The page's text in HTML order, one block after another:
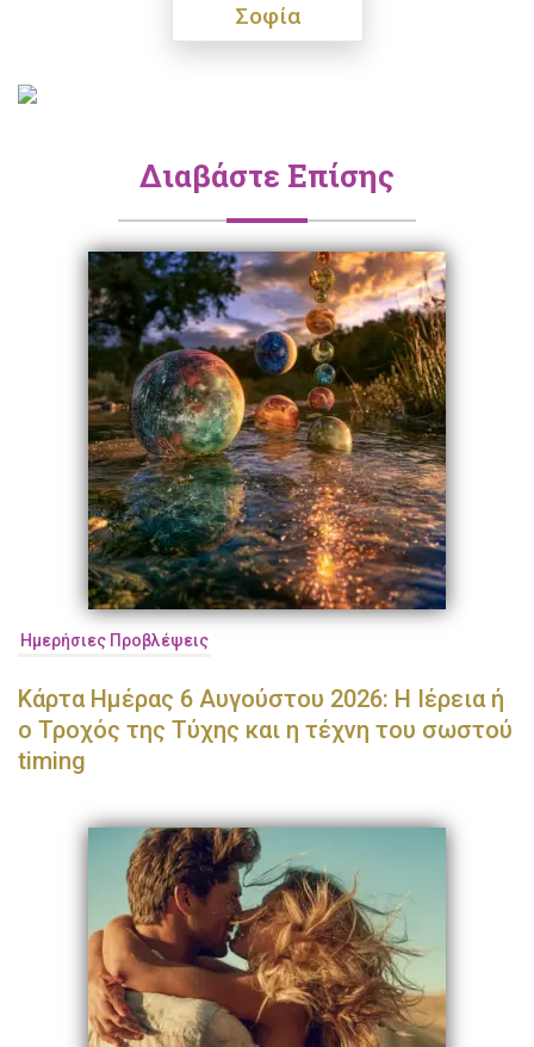
Σοφία
Διαβάστε Επίσης
Ημερήσιες Προβλέψεις
Κάρτα Ημέρας 6 Αυγούστου 2026: Η Ιέρεια ή
ο Τροχός της Τύχης και η τέχνη του σωστού
timing